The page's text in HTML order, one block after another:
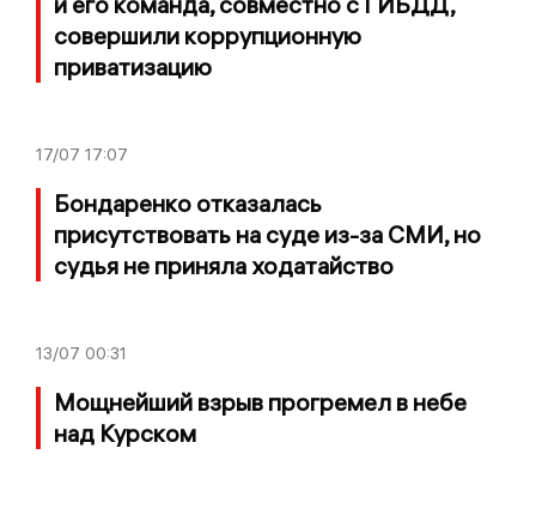
совершили коррупционную
приватизацию
17/07 17:07
Бондаренко отказалась
присутствовать на суде из-за СМИ, но
судья не приняла ходатайство
13/07 00:31
Мощнейший взрыв прогремел в небе
над Курском